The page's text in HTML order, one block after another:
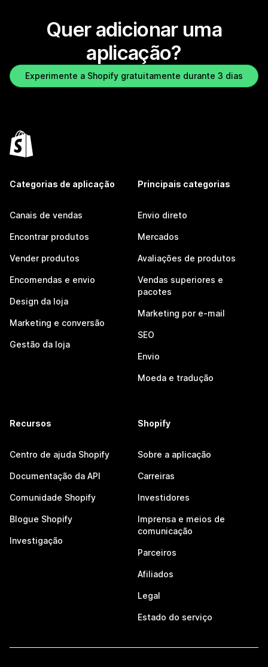
Quer adicionar uma
aplicação?
Experimente a Shopify gratuitamente durante 3 dias
Categorias de aplicação
Canais de vendas
Encontrar produtos
Vender produtos
Encomendas e envio
Design da loja
Marketing e conversão
Gestão da loja
Principais categorias
Envio direto
Mercados
Avaliações de produtos
Vendas superiores e
pacotes
Marketing por e-mail
SEO
Envio
Moeda e tradução
Recursos
Centro de ajuda Shopify
Documentação da API
Comunidade Shopify
Blogue Shopify
Investigação
Shopify
Sobre a aplicação
Carreiras
Investidores
Imprensa e meios de
comunicação
Parceiros
Afiliados
Legal
Estado do serviço